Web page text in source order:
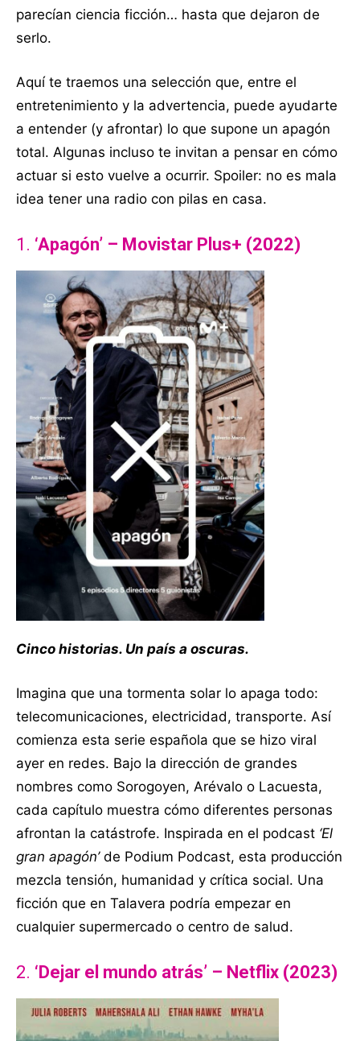
parecían ciencia ficción… hasta que dejaron de
serlo.
Aquí te traemos una selección que, entre el
entretenimiento y la advertencia, puede ayudarte
a entender (y afrontar) lo que supone un apagón
total. Algunas incluso te invitan a pensar en cómo
actuar si esto vuelve a ocurrir. Spoiler: no es mala
idea tener una radio con pilas en casa.
1. ‘Apagón’ – Movistar Plus+ (2022)
Cinco historias. Un país a oscuras.
Imagina que una tormenta solar lo apaga todo:
telecomunicaciones, electricidad, transporte. Así
comienza esta serie española que se hizo viral
ayer en redes. Bajo la dirección de grandes
nombres como Sorogoyen, Arévalo o Lacuesta,
cada capítulo muestra cómo diferentes personas
afrontan la catástrofe. Inspirada en el podcast ‘El
gran apagón’de Podium Podcast, esta producción
mezcla tensión, humanidad y crítica social. Una
ficción que en Talavera podría empezar en
cualquier supermercado o centro de salud.
2. ‘Dejar el mundo atrás’ – Netflix (2023)